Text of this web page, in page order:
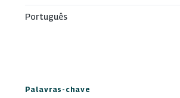
Português
Palavras-chave